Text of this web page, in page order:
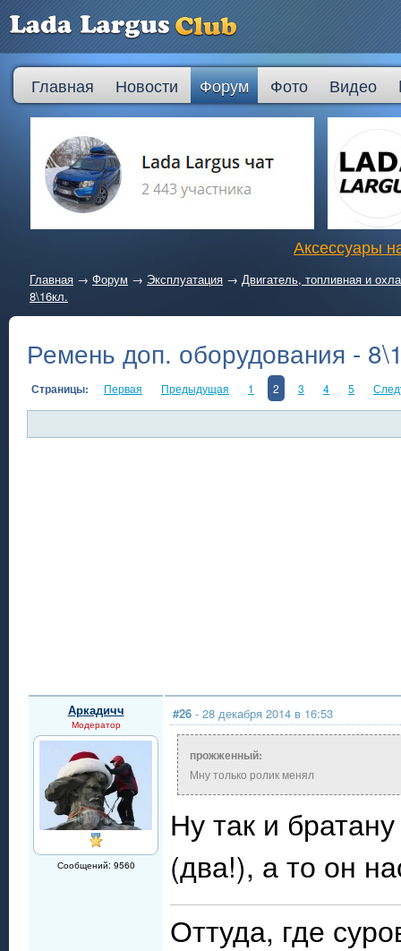
Главная Новости Форум Фото Видео
Аксессуары
Главная → Форум → Эксплуатация → Двигатель, топливная и
8\16кл.
Ремень доп. оборудования -
Страницы: Первая Предыдущая 1 2 3 4 5
Аркадичч
Модератор
Сообщений: 9560
#26 - 28 декабря 2014 в 16:53
прожженный:
Мну только ролик менял
Ну так и
(два!), а то он
Оттуда, где